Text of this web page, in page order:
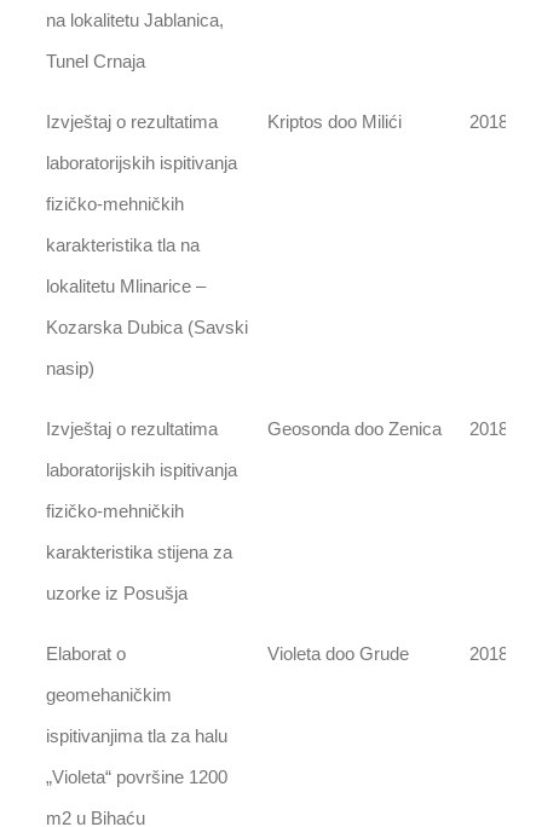
na lokalitetu Jablanica,
Tunel Crnaja
Izvještaj o rezultatima
laboratorijskih ispitivanja
fizičko-mehničkih
karakteristika tla na
lokalitetu Mlinarice –
Kozarska Dubica (Savski
nasip)
Kriptos doo Milići 2018
Izvještaj o rezultatima
laboratorijskih ispitivanja
fizičko-mehničkih
karakteristika stijena za
uzorke iz Posušja
Geosonda doo Zenica 2018
Elaborat o
geomehaničkim
ispitivanjima tla za halu
„Violeta“ površine 1200
m2 u Bihaću
Violeta doo Grude 2018